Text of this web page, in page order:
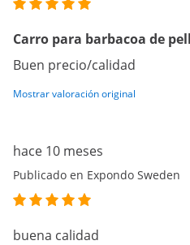
Carro para barbacoa de
Buen precio/calidad
Mostrar valoración original
hace 10 meses
Publicado en Expondo Sweden
buena calidad